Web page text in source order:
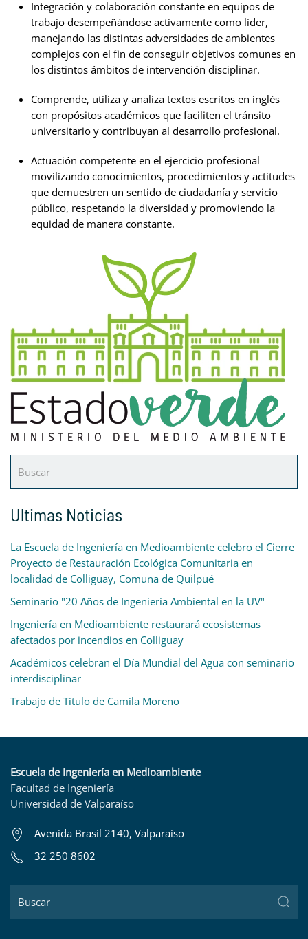
Integración y colaboración constante en equipos de
trabajo desempeñándose activamente como líder,
manejando las distintas adversidades de ambientes
complejos con el fin de conseguir objetivos comunes en
los distintos ámbitos de intervención disciplinar.
Comprende, utiliza y analiza textos escritos en inglés
con propósitos académicos que faciliten el tránsito
universitario y contribuyan al desarrollo profesional.
Actuación competente en el ejercicio profesional
movilizando conocimientos, procedimientos y actitudes
que demuestren un sentido de ciudadanía y servicio
público, respetando la diversidad y promoviendo la
equidad de manera constante.
Ultimas Noticias
La Escuela de Ingeniería en Medioambiente celebro el Cierre
Proyecto de Restauración Ecológica Comunitaria en
localidad de Colliguay, Comuna de Quilpué
Seminario "20 Años de Ingeniería Ambiental en la UV"
Ingeniería en Medioambiente restaurará ecosistemas
afectados por incendios en Colliguay
Académicos celebran el Día Mundial del Agua con seminario
interdisciplinar
Trabajo de Titulo de Camila Moreno
Escuela de Ingeniería en Medioambiente
Facultad de Ingeniería
Universidad de Valparaíso
Avenida Brasil 2140, Valparaíso
32 250 8602